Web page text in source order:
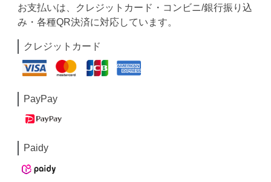
お支払いは、クレジットカード・コンビニ/銀行振り込
み・各種QR決済に対応しています。
クレジットカード
PayPay
Paidy